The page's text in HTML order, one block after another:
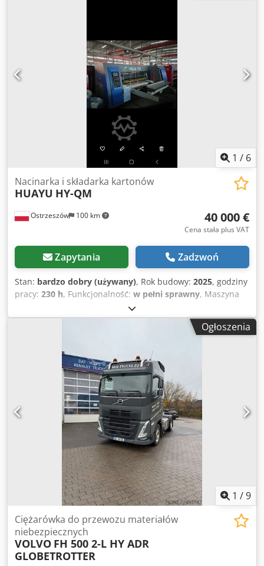
1 / 6
Ostrzeszów 100 km
Nacinarka i składarka kartonów
HUAYU HY-QM
40 000 €
Cena stała plus VAT
Zapytania Zadzwoń
Stan: bardzo dobry (używany), Rok budowy: 2025, godziny
pracy: 230 h, Funkcjonalność: w pełni sprawny, Maszyna
do rotacyjnego wykrawania opakowan kartonowych
2500x1600 za pomoca wykrojników, dodatkowo maszyna
posiada staker z wytrzasarką i układarką. Dodpfxozi Apqo
Ogłoszenia
1 /9
Ciężarówka do przewozu materiałów
niebezpiecznych
VOLVO FH 500 2-L HY ADR
GLOBETROTTER